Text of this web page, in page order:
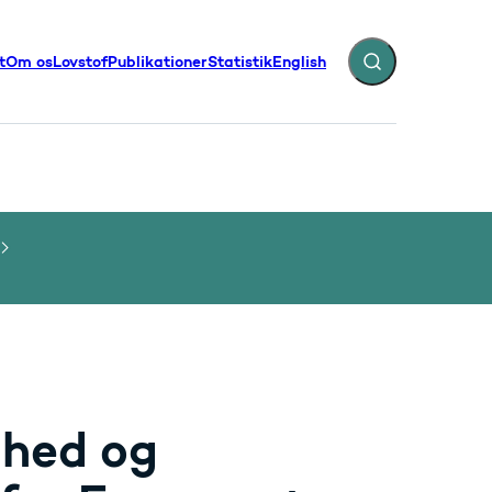
Om osLovstofPublikationerStatistikEnglish Fold søgefelt ud
- Flere links
og